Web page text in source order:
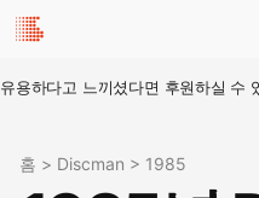
유용하다고 느끼셨다면 후원하실 수
홈 > Discman > 1985